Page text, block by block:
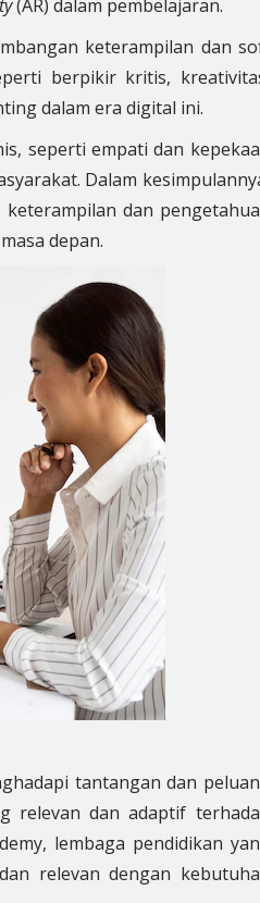
(AR) dalam pembelajaran.
keterampilan dan
berpikir kritis,
dalam era digital ini.
seperti empati dan
Dalam
dan
depan.
tantangan dan
relevan dan adaptif
lembaga pendidikan
relevan dengan